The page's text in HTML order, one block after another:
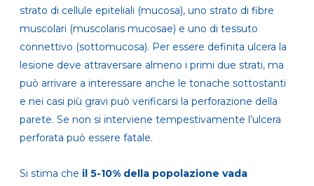
strato di cellule epiteliali (mucosa), uno strato di fibre
muscolari (muscolaris mucosae) e uno di tessuto
connettivo (sottomucosa). Per essere definita ulcera la
lesione deve attraversare almeno i primi due strati, ma
può arrivare a interessare anche le tonache sottostanti
e nei casi più gravi può verificarsi la perforazione della
parete. Se non si interviene tempestivamente l’ulcera
perforata può essere fatale.
Si stima che il 5-10% della popolazione vada